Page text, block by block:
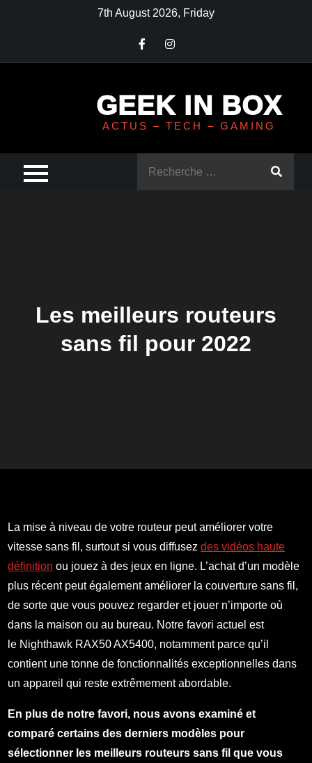
7th August 2026, Friday
GEEK IN BOX
ACTUS – TECH – GAMING
Les meilleurs routeurs
sans fil pour 2022
La mise à niveau de votre routeur peut améliorer votre
vitesse sans fil, surtout si vous diffusezdes vidéos haute
définition ou jouez à des jeux en ligne. L’achat d’un modèle
plus récent peut également améliorer la couverture sans fil,
de sorte que vous pouvez regarder et jouer n’importe où
dans la maison ou au bureau. Notre favori actuel est
le Nighthawk RAX50 AX5400, notamment parce qu’il
contient une tonne de fonctionnalités exceptionnelles dans
un appareil qui reste extrêmement abordable.
En plus de notre favori, nous avons examiné et
comparé certains des derniers modèles pour
sélectionner les meilleurs routeurs sans fil que vous